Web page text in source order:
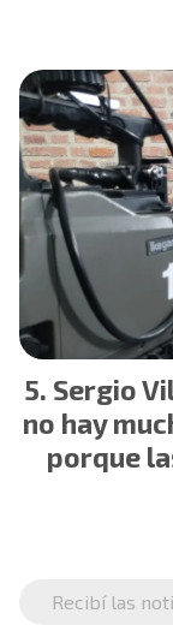
Sergio
no hay
porque
Recibí las